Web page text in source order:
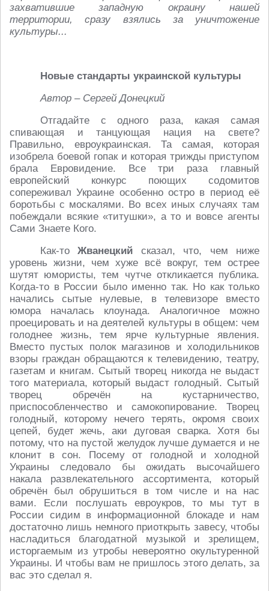
захватившие западную окраину нашей
территории, сразу взялись за уничтожение
культуры...
Новые стандарты украинской культуры
Автор – Сергей Донецкий
Отгадайте с одного раза, какая самая
спивающая и танцующая нация на свете?
Правильно, евроукраинская. Та самая, которая
изобрела боевой гопак и которая трижды приступом
брала Евровидение. Все три раза главный
европейский конкурс поющих содомитов
сопереживал Украине особенно остро в период её
боротьбы с москалями. Во всех иных случаях там
побеждали всякие «титушки», а то и вовсе агенты
Сами Знаете Кого.
Как-тоЖванецкий сказал, что, чем ниже
уровень жизни, чем хуже всё вокруг, тем острее
шутят юмористы, тем чутче откликается публика.
Когда-то в России было именно так. Но как только
начались сытые нулевые, в телевизоре вместо
юмора началась клоунада. Аналогичное можно
проецировать и на деятелей культуры в общем: чем
голоднее жизнь, тем ярче культурные явления.
Вместо пустых полок магазинов и холодильников
взоры граждан обращаются к телевидению, театру,
газетам и книгам. Сытый творец никогда не выдаст
того материала, который выдаст голодный. Сытый
творец обречён на кустарничество,
приспособленчество и самокопирование. Творец
голодный, которому нечего терять, окромя своих
цепей, будет жечь, аки дуговая сварка. Хотя бы
потому, что на пустой желудок лучше думается и не
клонит в сон. Посему от голодной и холодной
Украины следовало бы ожидать высочайшего
накала развлекательного ассортимента, который
обречён был обрушиться в том числе и на нас
вами. Если послушать евроукров, то мы тут в
России сидим в информационной блокаде и нам
достаточно лишь немного приоткрыть завесу, чтобы
насладиться благодатной музыкой и зрелищем,
исторгаемым из утробы невероятно окультуренной
Украины. И чтобы вам не пришлось этого делать, за
вас это сделал я.